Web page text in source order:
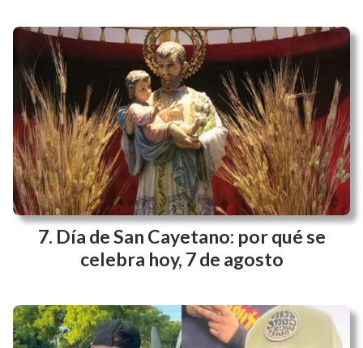
Día de San Cayetano: por qué se
celebra hoy, 7 de agosto